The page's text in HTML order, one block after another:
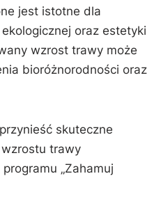
jest istotne⁤ dla
oraz estetyki
‍wzrost trawy może
bioróżnorodności oraz
skuteczne
trawy
„Zahamuj